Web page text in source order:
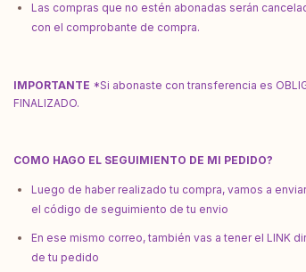
Las compras que no estén abonadas serán
con el comprobante de compra.
IMPORTANTE *Si abonaste con transferencia es
FINALIZADO.
COMO HAGO EL SEGUIMIENTO DE MI PEDIDO?
Luego de haber realizado tu compra, vamos a
el código de seguimiento de tu envio
En ese mismo correo, también vas a tener el LINK
de tu pedido